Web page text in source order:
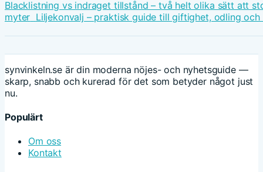
Blacklistning vs indraget tillstånd – två helt olika sätt att
myter Liljekonvalj – praktisk guide till giftighet, odling
synvinkeln.se är din moderna nöjes- och nyhetsguide —
skarp, snabb och kurerad för det som betyder något just
nu.
Populärt
Om oss
Kontakt